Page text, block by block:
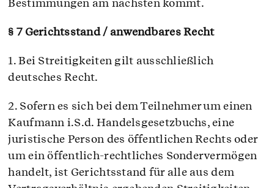
Bestimmungen am nächsten kommt.
§ 7 Gerichtsstand / anwendbares Recht
1. Bei Streitigkeiten gilt ausschließlich
deutsches Recht.
2. Sofern es sich bei dem Teilnehmer um einen
Kaufmann i.S.d. Handelsgesetzbuchs, eine
juristische Person des öffentlichen Rechts oder
um ein öffentlich-rechtliches Sondervermögen
handelt, ist Gerichtsstand für alle aus dem